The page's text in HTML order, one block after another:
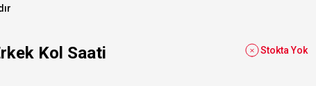
Kol Saati Stokta Yok